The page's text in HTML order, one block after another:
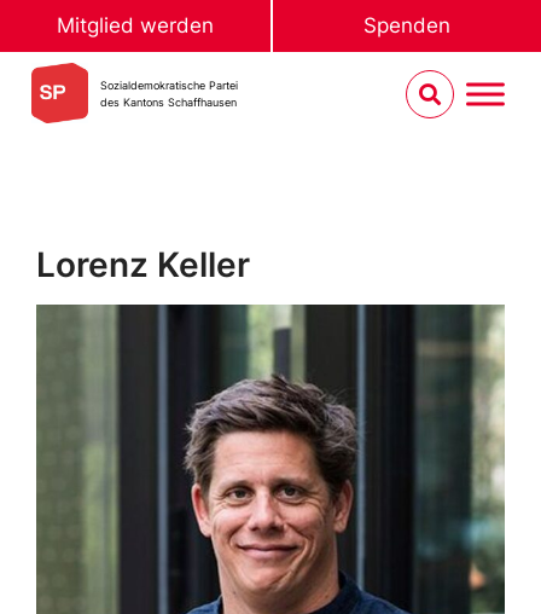
Mitglied werden Spenden
Sozialdemokratische Partei
des Kantons Schaffhausen
Lorenz Keller